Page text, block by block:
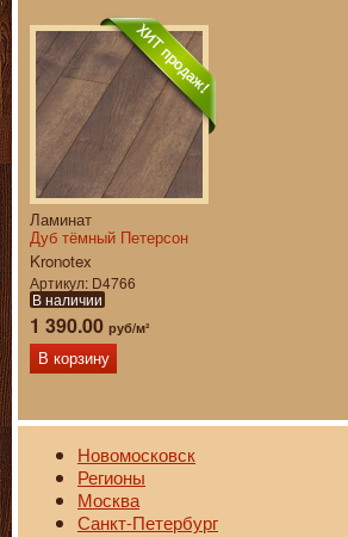
Ламинат
Дуб тёмный Петерсон
Kronotex
Артикул D4766
В наличии
1 390.00 руб/м²
В корзину
Новомосковск
Регионы
Москва
Санкт-Петербург